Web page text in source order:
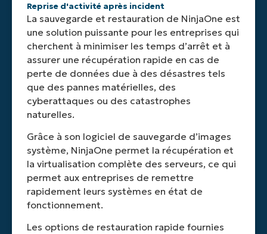
Reprise d'activité après incident
La sauvegarde et restauration de NinjaOne est
une solution puissante pour les entreprises qui
cherchent à minimiser les temps d’arrêt et à
assurer une récupération rapide en cas de
perte de données due à des désastres tels
que des pannes matérielles, des
cyberattaques ou des catastrophes
naturelles.
Grâce à son logiciel de sauvegarde d’images
système, NinjaOne permet la récupération et
la virtualisation complète des serveurs, ce qui
permet aux entreprises de remettre
rapidement leurs systèmes en état de
fonctionnement.
Les options de restauration rapide fournies